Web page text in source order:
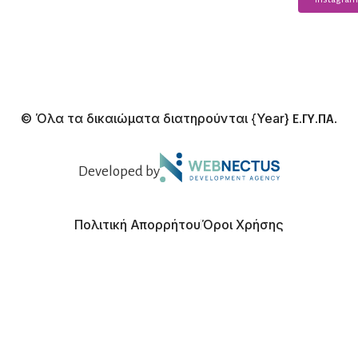
© Όλα τα δικαιώματα διατηρούνται {Year} Ε.ΓΥ.ΠΑ.
Developed by
Πολιτική ΑπορρήτουΌροι Χρήσης